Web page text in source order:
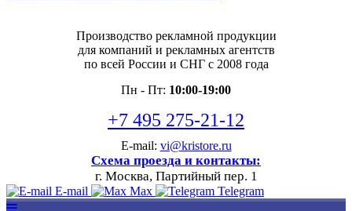
Производство рекламной продукции
для компаний и рекламных агентств
по всей России и СНГ с 2008 года
Пн - Пт: 10:00-19:00
+7 495 275-21-12
E-mail: vi@kristore.ru
Схема проезда и контакты:
г. Москва, Партийный пер. 1
E-mail Max Telegram